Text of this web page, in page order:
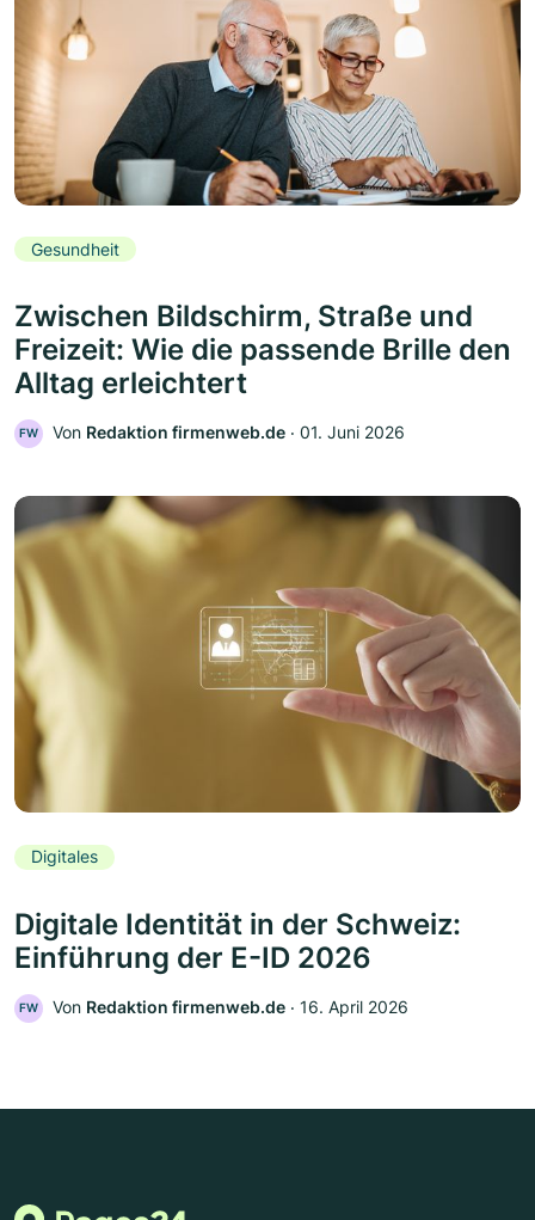
Gesundheit
Zwischen Bildschirm, Straße und
Freizeit: Wie die passende Brille den
Alltag erleichtert
FW Von Redaktion firmenweb.de ‧ 01. Juni 2026
Digitales
Digitale Identität in der Schweiz:
Einführung der E-ID 2026
FW Von Redaktion firmenweb.de ‧ 16. April 2026